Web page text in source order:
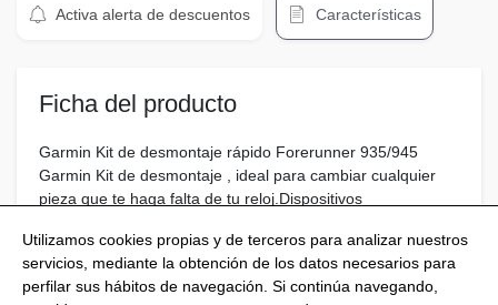
Activa alerta de descuentos Características
Ficha del producto
Garmin Kit de desmontaje rápido Forerunner 935/945
Garmin Kit de desmontaje , ideal para cambiar cualquier
pieza que te haga falta de tu reloj.Dispositivos
Utilizamos cookies propias y de terceros para analizar nuestros
servicios, mediante la obtención de los datos necesarios para
perfilar sus hábitos de navegación. Si continúa navegando,